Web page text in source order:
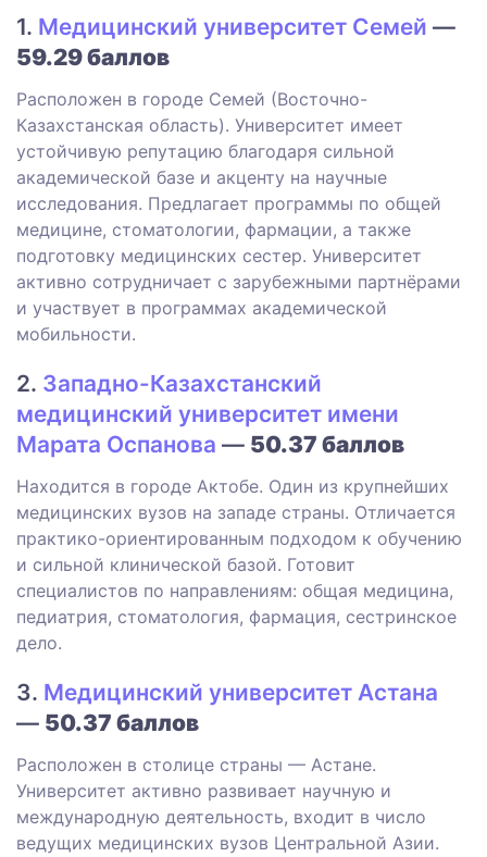
1. Медицинский университет Семей —
59.29 баллов
Расположен в городе Семей (Восточно-
Казахстанская область). Университет имеет
устойчивую репутацию благодаря сильной
академической базе и акценту на научные
исследования. Предлагает программы по общей
медицине, стоматологии, фармации, а также
подготовку медицинских сестер. Университет
активно сотрудничает с зарубежными партнёрами
и участвует в программах академической
мобильности.
2. Западно-Казахстанский
медицинский университет имени
Марата Оспанова — 50.37 баллов
Находится в городе Актобе. Один из крупнейших
медицинских вузов на западе страны. Отличается
практико-ориентированным подходом к обучению
и сильной клинической базой. Готовит
специалистов по направлениям: общая медицина,
педиатрия, стоматология, фармация, сестринское
дело.
3. Медицинский университет Астана
— 50.37 баллов
Расположен в столице страны — Астане.
Университет активно развивает научную и
международную деятельность, входит в число
ведущих медицинских вузов Центральной Азии.